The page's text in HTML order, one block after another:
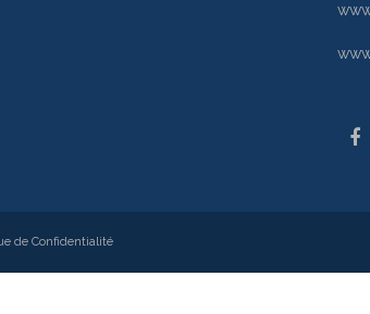
de Confidentialité